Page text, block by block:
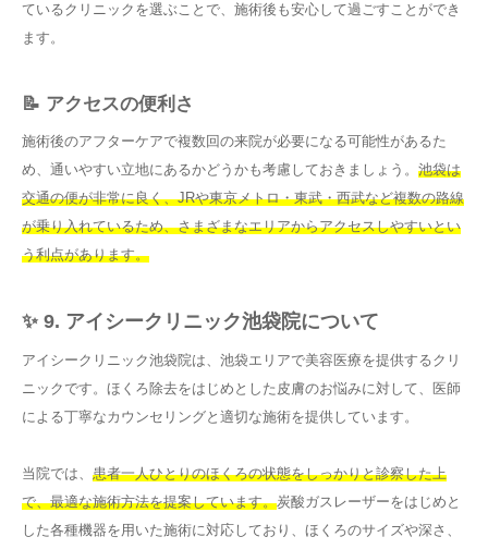
ているクリニックを選ぶことで、施術後も安心して過ごすことができ
ます。
📝 アクセスの便利さ
施術後のアフターケアで複数回の来院が必要になる可能性があるた
め、通いやすい立地にあるかどうかも考慮しておきましょう。 池袋は
交通の便が非常に良く、JRや東京メトロ・東武・西武など複数の路線
が乗り入れているため、さまざまなエリアからアクセスしやすいとい
う利点があります。
✨ 9. アイシークリニック池袋院について
アイシークリニック池袋院は、池袋エリアで美容医療を提供するクリ
ニックです。ほくろ除去をはじめとした皮膚のお悩みに対して、医師
による丁寧なカウンセリングと適切な施術を提供しています。
当院では、 患者一人ひとりのほくろの状態をしっかりと診察した上
で、最適な施術方法を提案しています。炭酸ガスレーザーをはじめと
した各種機器を用いた施術に対応しており、ほくろのサイズや深さ、